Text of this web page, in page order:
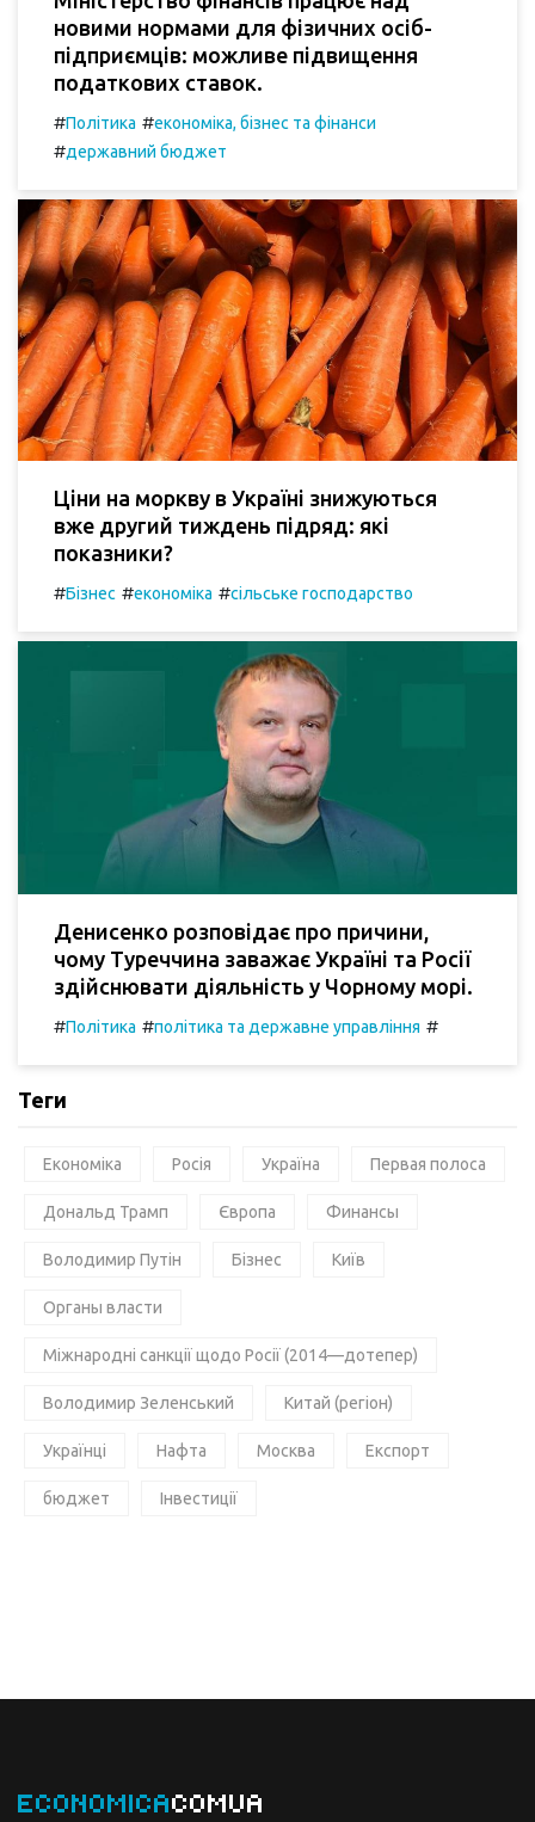
новими нормами для фізичних осіб-
підприємців: можливе підвищення
податкових ставок.
#Політика #економіка, бізнес та фінанси
#державний бюджет
Ціни на моркву в Україні знижуються
вже другий тиждень підряд: які
показники?
#Бізнес #економіка #сільське господарство
Денисенко розповідає про причини,
чому Туреччина заважає Україні та Росії
здійснювати діяльність у Чорному морі.
#Політика #політика та державне управління #
Теги
Економіка Росія Україна Первая полоса
Дональд Трамп Європа Финансы
Володимир Путін Бізнес Київ
Органы власти
Міжнародні санкції щодо Росії (2014—дотепер)
Володимир Зеленський Китай (регіон)
Українці Нафта Москва Експорт
бюджет Інвестиції
ECONOMICACOMUA